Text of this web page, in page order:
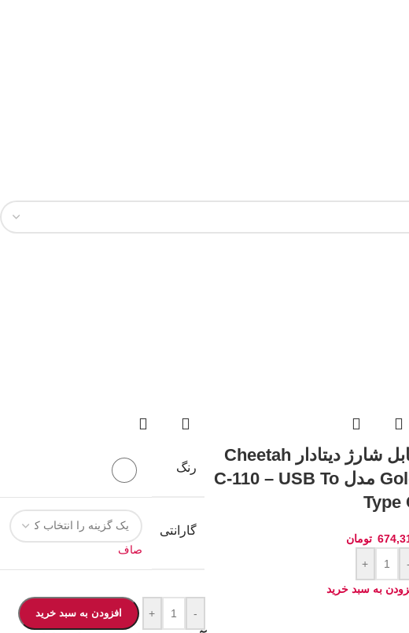
کابل شارژ دیتادار Cheetah
Gold مدل C-110 – USB To
Type
تومان
-
+
به سبد خرید
رنگ
سفید
گارانتی
صاف
-
+ افزودن به سبد خرید